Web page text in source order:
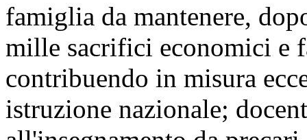
famiglia da mantenere,
mille sacrifici economici e
contribuendo in misura
istruzione nazionale;